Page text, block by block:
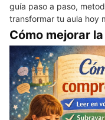
guía paso a paso,
transformar tu aula hoy
Cómo mejorar